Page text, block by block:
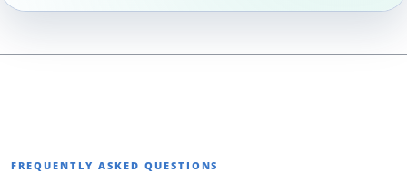
FREQUENTLY ASKED QUESTIONS